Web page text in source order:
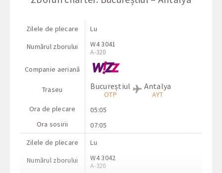
Zilele de plecare
Numărul zborului
Companie aeriană
Traseu
Ora de plecare
Ora sosirii
Lu
W4 3041
A-320
Bucureștiul
OTP
Antalya
AYT
05:05
07:05
Zilele de plecare
Numărul zborului
Lu
W4 3042
A-320